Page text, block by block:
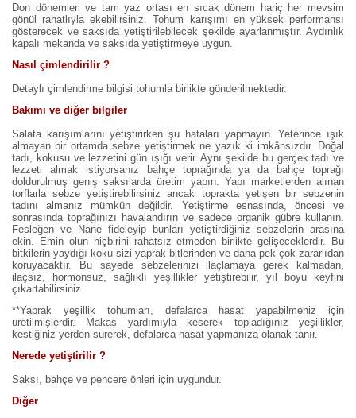
Don dönemleri ve tam yaz ortası en sıcak dönem hariç her mevsim
gönül rahatlıyla ekebilirsiniz. Tohum karışımı en yüksek performansı
gösterecek ve saksıda yetiştirilebilecek şekilde ayarlanmıştır. Aydınlık
kapalı mekanda ve saksıda yetiştirmeye uygun.
Nasıl çimlendirilir ?
Detaylı çimlendirme bilgisi tohumla birlikte gönderilmektedir.
Bakımı ve diğer bilgiler
Salata karışımlarını yetiştirirken şu hataları yapmayın. Yeterince ışık
almayan bir ortamda sebze yetiştirmek ne yazık ki imkânsızdır. Doğal
tadı, kokusu ve lezzetini gün ışığı verir. Aynı şekilde bu gerçek tadı ve
lezzeti almak istiyorsanız bahçe toprağında ya da bahçe toprağı
doldurulmuş geniş saksılarda üretim yapın. Yapı marketlerden alınan
torflarla sebze yetiştirebilirsiniz ancak toprakta yetişen bir sebzenin
tadını almanız mümkün değildir. Yetiştirme esnasında, öncesi ve
sonrasında toprağınızı havalandırın ve sadece organik gübre kullanın.
Fesleğen ve Nane fideleyip bunları yetiştirdiğiniz sebzelerin arasına
ekin. Emin olun hiçbirini rahatsız etmeden birlikte gelişeceklerdir. Bu
bitkilerin yaydığı koku sizi yaprak bitlerinden ve daha pek çok zararlıdan
koruyacaktır. Bu sayede sebzelerinizi ilaçlamaya gerek kalmadan,
ilaçsız, hormonsuz, sağlıklı yeşillikler yetiştirebilir, yıl boyu keyfini
çıkartabilirsiniz.
**Yaprak yeşillik tohumları, defalarca hasat yapabilmeniz için
üretilmişlerdir. Makas yardımıyla keserek topladığınız yeşillikler,
kestiğiniz yerden sürerek, defalarca hasat yapmanıza olanak tanır.
Nerede yetiştirilir ?
Saksı, bahçe ve pencere önleri için uygundur.
Diğer